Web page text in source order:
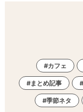
カフェ
まとめ記事
季節ネタ